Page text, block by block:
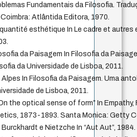
Fundamentais da Filosofia.
Coimbra: Atlântida Editora, 1970.
quantité esthétique In Le cadre et autres
da Paisagem In Filosofia da
da Universidade de Lisboa, 2011.
Alpes In Filosofia da Paisagem. Uma
de Lisboa, 2011.
the optical sense of form” In
1873-1893. Santa Monica: Getty
Burckhardt e Nietzche In “Aut Aut”, 1984.